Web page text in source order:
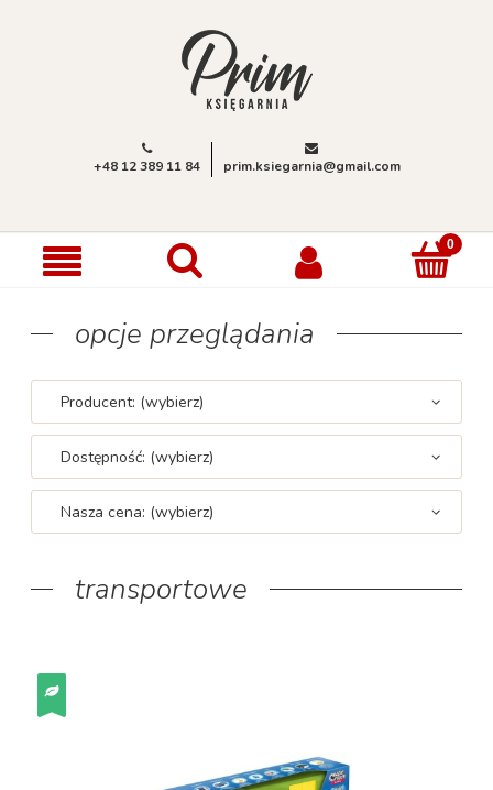
+48 12 389 11 84 prim.ksiegarnia@gmail.com
opcje przeglądania
Producent: (wybierz)
Dostępność: (wybierz)
Nasza cena: (wybierz)
transportowe